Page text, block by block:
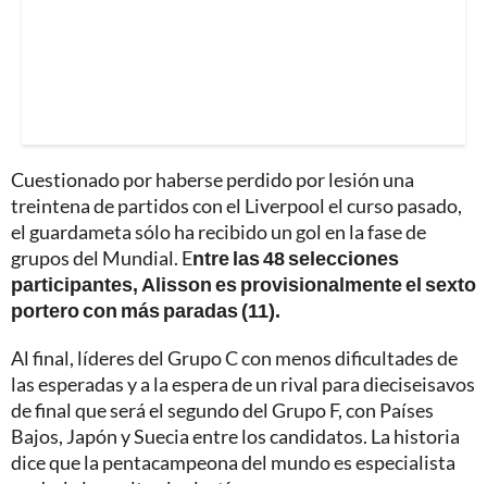
Cuestionado por haberse perdido por lesión una
treintena de partidos con el Liverpool el curso pasado,
el guardameta sólo ha recibido un gol en la fase de
grupos del Mundial. Entre las 48 selecciones
participantes, Alisson es provisionalmente el sexto
portero con más paradas (11).
Al final, líderes del Grupo C con menos dificultades de
las esperadas y a la espera de un rival para dieciseisavos
de final que será el segundo del Grupo F, con Países
Bajos, Japón y Suecia entre los candidatos. La historia
dice que la pentacampeona del mundo es especialista